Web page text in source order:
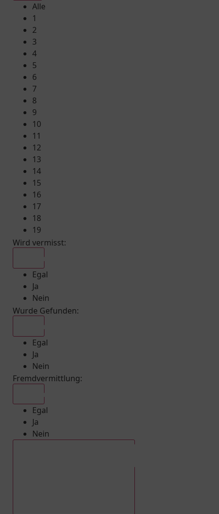
Alle
1
2
3
4
5
6
7
8
9
10
11
12
13
14
15
16
17
18
19
Wird vermisst:
Egal
Ja
Nein
Wurde Gefunden:
Egal
Ja
Nein
Fremdvermittlung:
Egal
Ja
Nein